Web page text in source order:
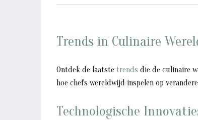
Trends in Culinaire
Ontdek de laatste trends die de culinaire
hoe chefs wereldwijd inspelen op
Technologische